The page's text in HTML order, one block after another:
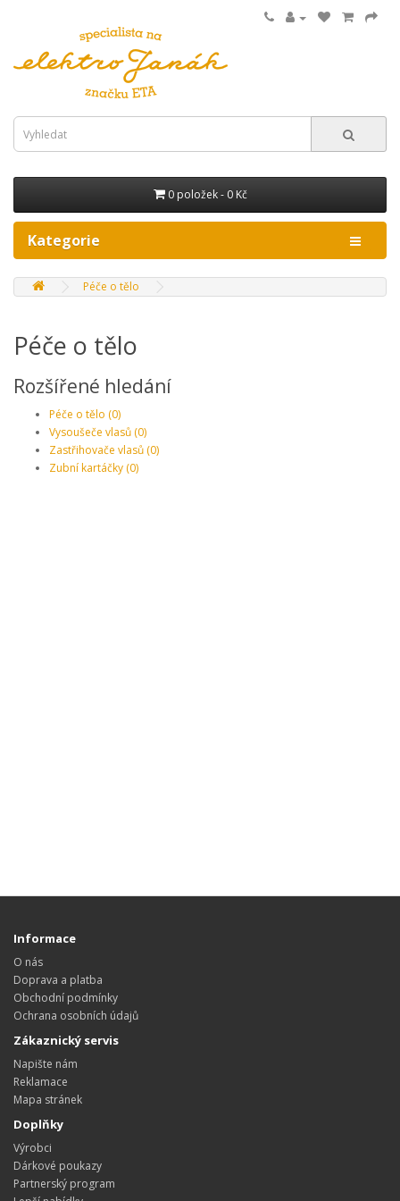
0 položek - 0 Kč
Kategorie
Péče o tělo
Péče o tělo
Rozšířené hledání
Péče o tělo (0)
Vysoušeče vlasů (0)
Zastřihovače vlasů (0)
Zubní kartáčky (0)
Informace
O nás
Doprava a platba
Obchodní podmínky
Ochrana osobních údajů
Zákaznický servis
Napište nám
Reklamace
Mapa stránek
Doplňky
Výrobci
Dárkové poukazy
Partnerský program